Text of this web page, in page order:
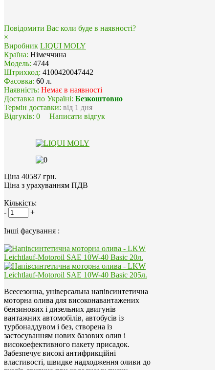
Повідомити Вас коли буде в наявності?
×
Виробник LIQUI MOLY
Країна: Німеччина
Модель: 4744
Штрихкод: 4100420047442
Фасовка: 60 л.
Наявність: Немає в наявності
Доставка по Україні: Безкоштовно
Термін доставки: від 1 дня
Відгуків: 0 Написати відгук
Ціна 40587 грн.
Ціна з урахуванням ПДВ
Кількість:
-
+
Інші фасування :
Всесезонна, універсальна напівсинтетична
моторна олива для високонавантажених
бензинових і дизельних двигунів
вантажних автомобілів, автобусів із
турбонаддувом і без, створена із
застосуванням нових базових олив і
високоефективного пакету присадок.
Забезпечує високі антифрикційні
властивості, швидке надходження оливи до